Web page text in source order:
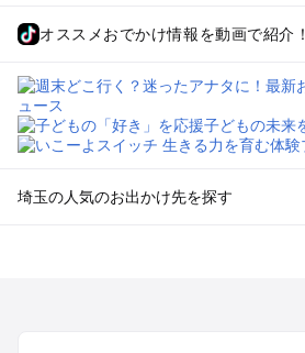
オススメおでかけ情報を動画で紹介！
埼玉の人気のお出かけ先を探す